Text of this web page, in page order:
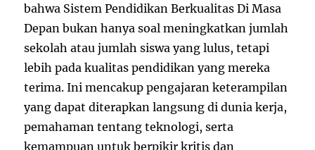
bahwa Sistem Pendidikan Berkualitas Di Masa
Depan bukan hanya soal meningkatkan jumlah
sekolah atau jumlah siswa yang lulus, tetapi
lebih pada kualitas pendidikan yang mereka
terima. Ini mencakup pengajaran keterampilan
yang dapat diterapkan langsung di dunia kerja,
pemahaman tentang teknologi, serta
kemampuan untuk berpikir kritis dan